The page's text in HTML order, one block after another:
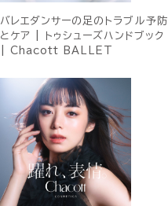
バレエダンサーの足のトラブル予防
とケア | トゥシューズハンドブック
| Chacott BALLET